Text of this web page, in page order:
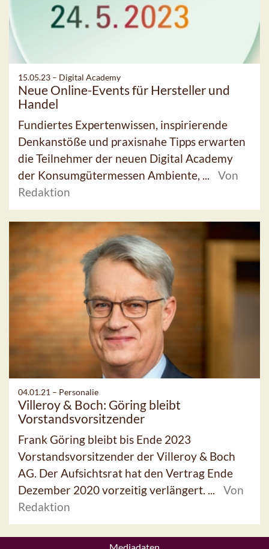
15.05.23 – Digital Academy
Neue Online-Events für Hersteller und
Handel
Fundiertes Expertenwissen, inspirierende
Denkanstöße und praxisnahe Tipps erwarten
die Teilnehmer der neuen Digital Academy
der Konsumgütermessen Ambiente, ...
Von
Redaktion
04.01.21 – Personalie
Villeroy & Boch: Göring bleibt
Vorstandsvorsitzender
Frank Göring bleibt bis Ende 2023
Vorstandsvorsitzender der Villeroy & Boch
AG. Der Aufsichtsrat hat den Vertrag Ende
Dezember 2020 vorzeitig verlängert. ...
Von
Redaktion